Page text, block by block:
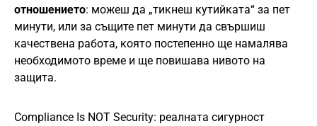
отношението: можеш да „тикнеш кутийката“ за пет
минути, или за същите пет минути да свършиш
качествена работа, която постепенно ще намалява
необходимото време и ще повишава нивото на
защита.
Compliance Is NOT Security: реалната сигурност